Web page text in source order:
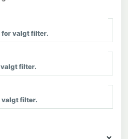
for valgt filter.
filter.
filter.